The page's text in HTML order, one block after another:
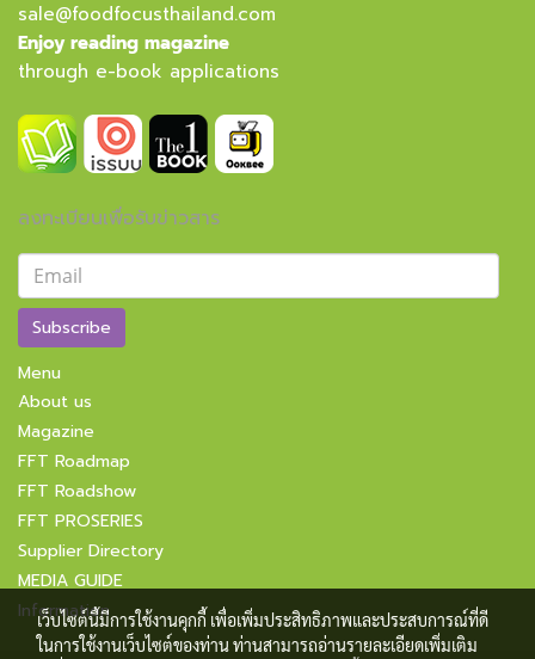
sale@foodfocusthailand.com
Enjoy reading magazine
through e-book applications
ลงทะเบียนเพื่อรับข่าวสาร
Subscribe
Menu
About us
Magazine
FFT Roadmap
FFT Roadshow
FFT PROSERIES
Supplier Directory
MEDIA GUIDE
Information
เว็บไซต์นี้มีการใช้งานคุกกี้ เพื่อเพิ่มประสิทธิภาพและประสบการณ์ที่ดี
ในการใช้งานเว็บไซต์ของท่าน ท่านสามารถอ่านรายละเอียดเพิ่มเติม